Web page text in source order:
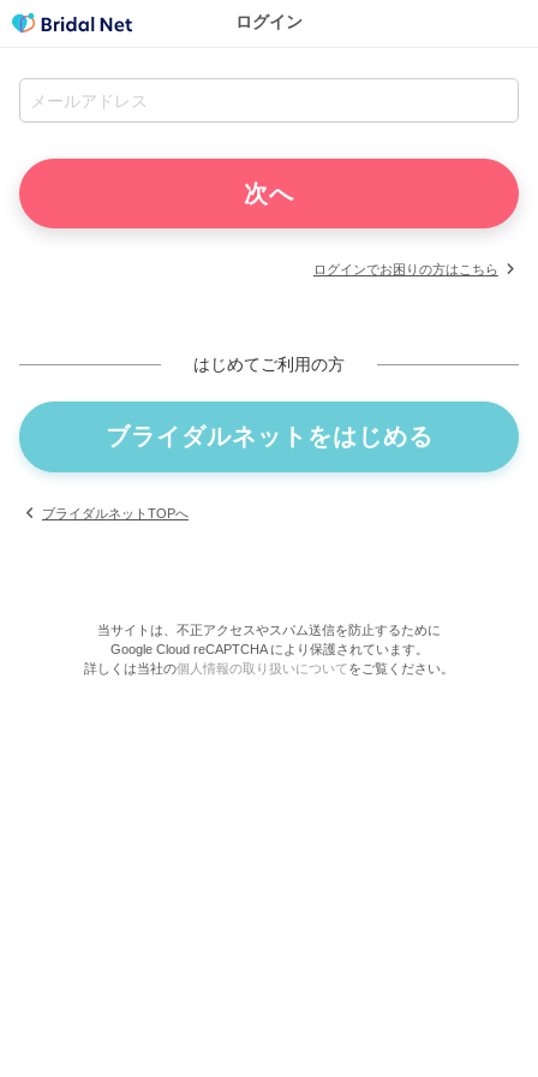
ログイン
ログインでお困りの方はこちら
はじめてご利用の方
ブライダルネットをはじめる
ブライダルネットTOPへ
当サイトは、不正アクセスやスパム送信を防止するために
Google Cloud reCAPTCHA により保護されています。
詳しくは当社の個人情報の取り扱いについてをご覧ください。